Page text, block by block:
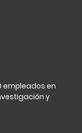
en
y